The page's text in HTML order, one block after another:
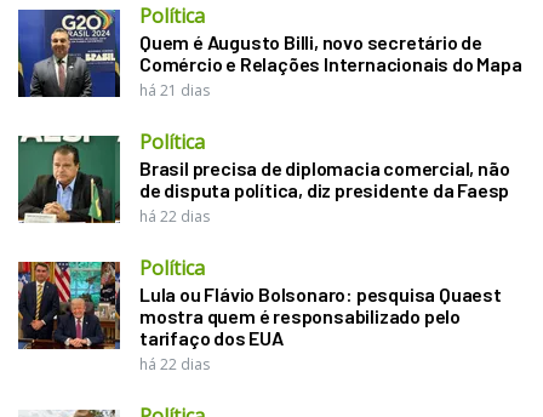
Política
Quem é Augusto Billi, novo secretário de
Comércio e Relações Internacionais do Mapa
há 21 dias
Política
Brasil precisa de diplomacia comercial, não
de disputa política, diz presidente da Faesp
há 22 dias
Política
Lula ou Flávio Bolsonaro: pesquisa Quaest
mostra quem é responsabilizado pelo
tarifaço dos EUA
há 22 dias